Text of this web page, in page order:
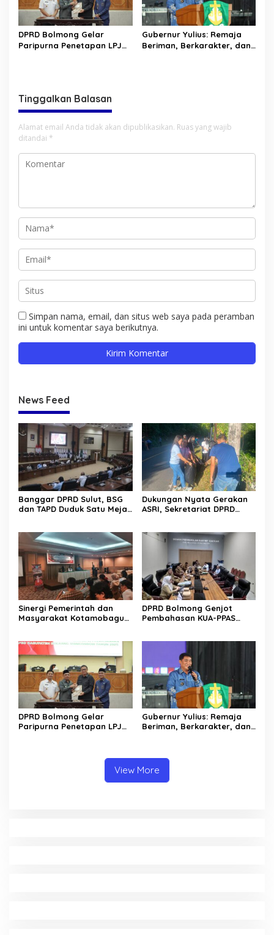
DPRD Bolmong Gelar
Paripurna Penetapan LPJ
Gubernur Yulius: Remaja
Beriman, Berkarakter, dan
Tinggalkan Balasan
Alamat email Anda tidak akan dipublikasikan. Ruas yang wajib
ditandai *
Simpan nama, email, dan situs web saya pada peramban
ini untuk komentar saya berikutnya.
News Feed
Banggar DPRD Sulut, BSG
dan TAPD Duduk Satu Meja.
Dukungan Nyata Gerakan
ASRI, Sekretariat DPRD
Sinergi Pemerintah dan
Masyarakat Kotamobagu
DPRD Bolmong Genjot
Pembahasan KUA-PPAS
DPRD Bolmong Gelar
Paripurna Penetapan LPJ
Gubernur Yulius: Remaja
Beriman, Berkarakter, dan
View More